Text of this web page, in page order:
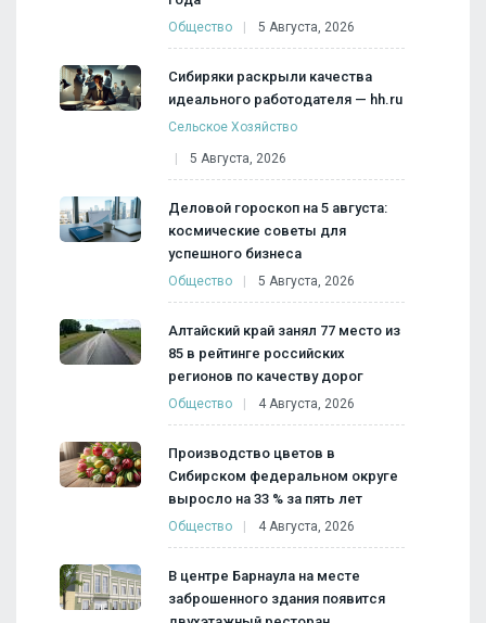
Общество 5 Августа, 2026
Сибиряки раскрыли качества
идеального работодателя — hh.ru
Сельское Хозяйство
5 Августа, 2026
Деловой гороскоп на 5 августа:
космические советы для
успешного бизнеса
Общество 5 Августа, 2026
Алтайский край занял 77 место из
85 в рейтинге российских
регионов по качеству дорог
Общество 4 Августа, 2026
Производство цветов в
Сибирском федеральном округе
выросло на 33 % за пять лет
Общество 4 Августа, 2026
В центре Барнаула на месте
заброшенного здания появится